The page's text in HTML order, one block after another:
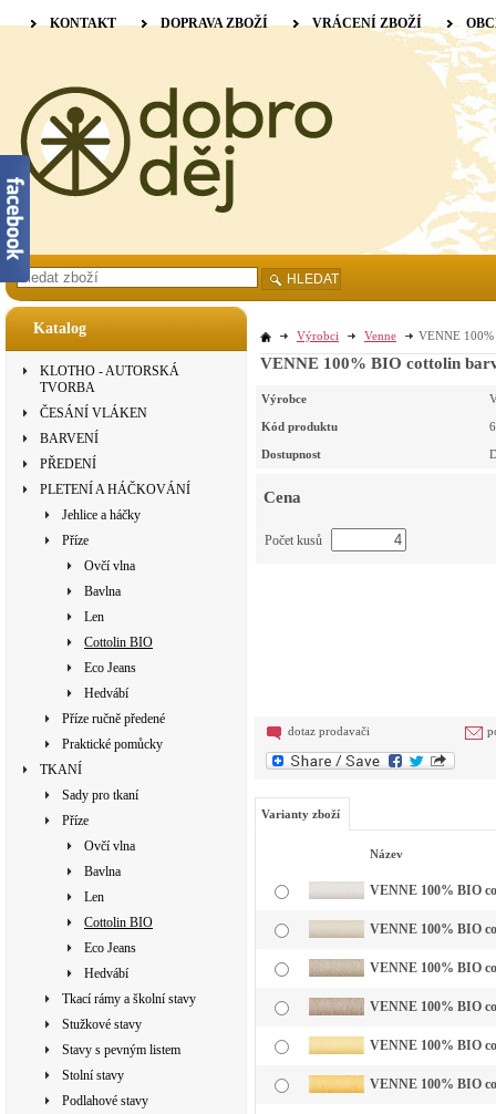
Katalog
KLOTHO - AUTORSKÁ
TVORBA
ČESÁNÍ VLÁKEN
BARVENÍ
PŘEDENÍ
PLETENÍ A HÁČKOVÁNÍ
Jehlice a háčky
Příze
Ovčí vlna
Bavlna
Len
Cottolin BIO
Eco Jeans
Hedvábí
Příze ručně předené
Praktické pomůcky
TKANÍ
Sady pro tkaní
Příze
Ovčí vlna
Bavlna
Len
Cottolin BIO
Eco Jeans
Hedvábí
Tkací rámy a školní stavy
Stužkové stavy
Stavy s pevným listem
Stolní stavy
Podlahové stavy
Výrobci Venne VENNE
VENNE 100% BIO cottolin
Výrobce
Kód produktu
Dostupnost
Cena
Počet kusů
dotaz prodavači
Varianty zboží
Název
VENNE 100% BIO
VENNE 100% BIO
VENNE 100% BIO
VENNE 100% BIO
VENNE 100% BIO
VENNE 100% BIO
KONTAKT DOPRAVA ZBOŽÍ VRÁCENÍ ZBOŽÍ
HLEDAT